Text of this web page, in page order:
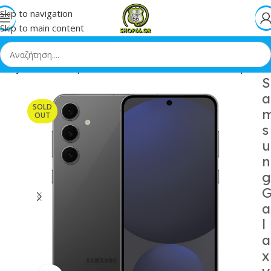
Skip to navigation
Skip to main content
S24 FE Enterprise Edition 5G Dual SIM 8/256GB Graphite
SOLD
OUT
S
a
s
u
n
g
a
l
a
x